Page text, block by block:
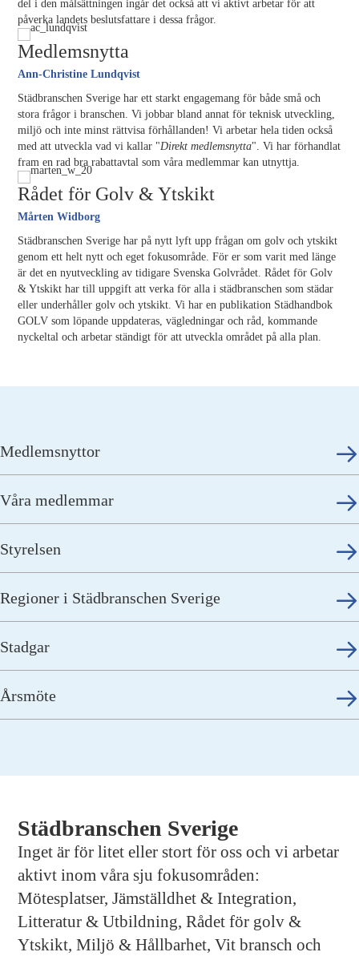
del i den målsättningen ingår det också att vi aktivt arbetar för att
påverka landets beslutsfattare i dessa frågor.
Medlemsnytta
Ann-Christine Lundqvist
Städbranschen Sverige har ett starkt engagemang för både små och
stora frågor i branschen. Vi jobbar bland annat för teknisk utveckling,
miljö och inte minst rättvisa förhållanden! Vi arbetar hela tiden också
med att utveckla vad vi kallar "Direkt medlemsnytta". Vi har förhandlat
fram en rad bra rabattavtal som våra medlemmar kan utnyttja.
Rådet för Golv & Ytskikt
Mårten Widborg
Städbranschen Sverige har på nytt lyft upp frågan om golv och ytskikt
genom ett helt nytt och eget fokusområde. För er som varit med länge
är det en nyutveckling av tidigare Svenska Golvrådet. Rådet för Golv
& Ytskikt har till uppgift att verka för alla i städbranschen som städar
eller underhåller golv och ytskikt. Vi har en publikation Städhandbok
GOLV som löpande uppdateras, vägledningar och råd, kommande
nyckeltal och arbetar ständigt för att utveckla området på alla plan.
Medlemsnyttor
Våra medlemmar
Styrelsen
Regioner i Städbranschen Sverige
Stadgar
Årsmöte
Städbranschen Sverige
Inget är för litet eller stort för oss och vi arbetar
aktivt inom våra sju fokusområden:
Mötesplatser, Jämställdhet & Integration,
Litteratur & Utbildning, Rådet för golv &
Ytskikt, Miljö & Hållbarhet, Vit bransch och